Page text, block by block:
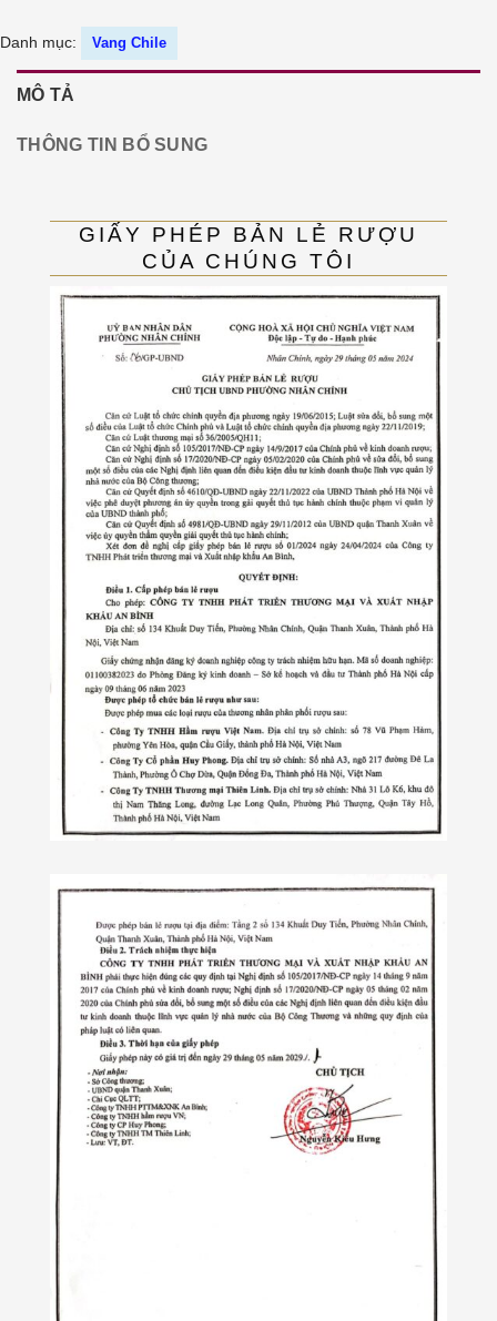
Danh mục: Vang Chile
MÔ TẢ
THÔNG TIN BỔ SUNG
GIẤY PHÉP BẢN LẺ RƯỢU
CỦA CHÚNG TÔI